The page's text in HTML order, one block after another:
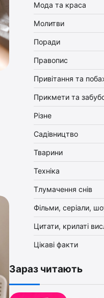
Мода та краса
Молитви
Поради
Правопис
Привітання та
Прикмети та
Різне
Садівництво
Тварини
Техніка
Тлумачення снів
Фільми, серіали,
Цитати, крилаті
Цікаві факти
Зараз читають